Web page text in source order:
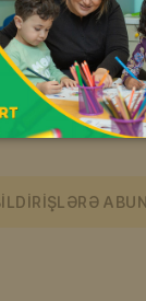
mühitdə
kömək
Bizimlə